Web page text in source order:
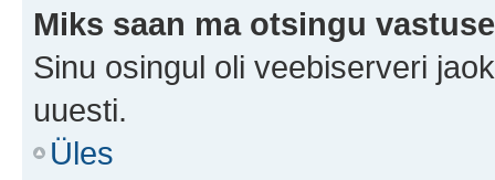
Miks saan ma otsingu
Sinu osingul oli veebiserveri
uuesti.
Üles